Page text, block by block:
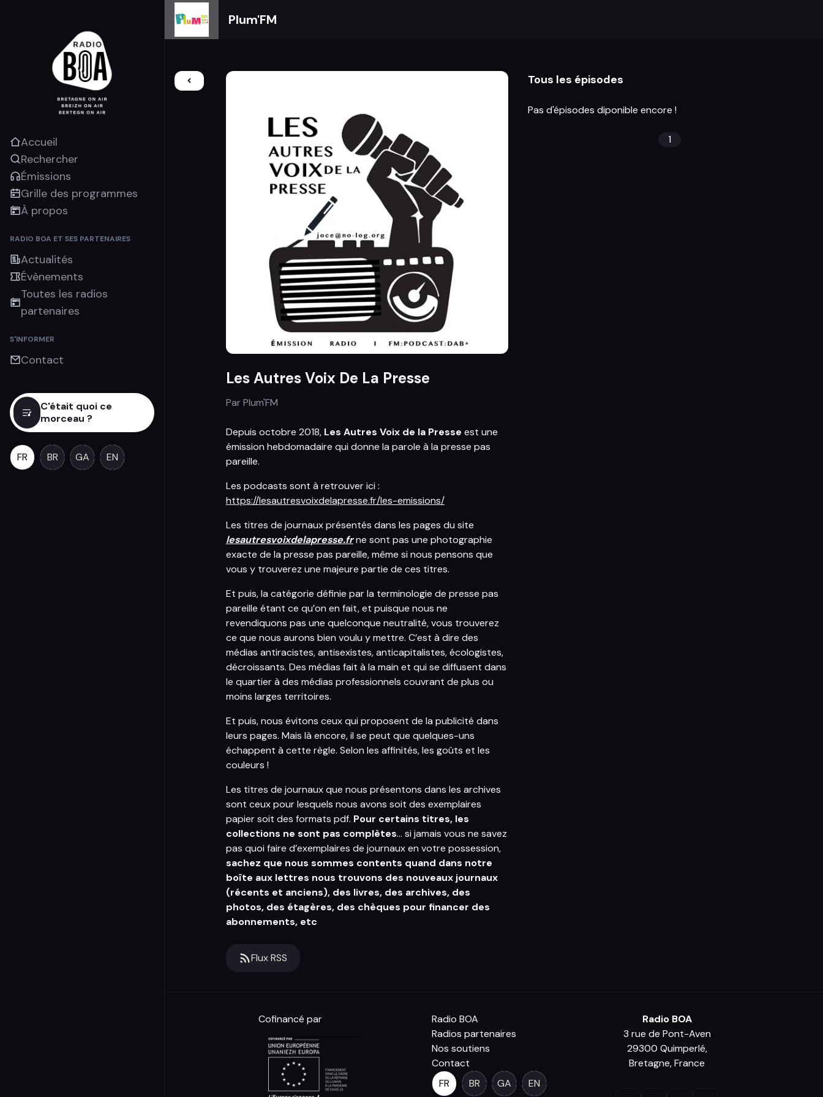
Accueil
Rechercher
Émissions
Grille des programmes
À propos
RADIO BOA ET SES PARTENAIRES
Actualités
Évènements
Toutes les radios
partenaires
S'INFORMER
Contact
C'était quoi ce
morceau ?
FR BR GA EN
Plum'FM
Les Autres Voix De La Presse
ParPlum'FM
Depuis octobre 2018, Les Autres Voix de la Presse est une
émission hebdomadaire qui donne la parole à la presse pas
pareille.
Les podcasts sont à retrouver ici :
https://lesautresvoixdelapresse.fr/les-emissions/
Les titres de journaux présentés dans les pages du site
lesautresvoixdelapresse.frne sont pas une photographie
exacte de la presse pas pareille, même si nous pensons que
vous y trouverez une majeure partie de ces titres.
Et puis, la catégorie définie par la terminologie de presse pas
pareille étant ce qu’on en fait, et puisque nous ne
revendiquons pas une quelconque neutralité, vous trouverez
ce que nous aurons bien voulu y mettre. C’est à dire des
médias antiracistes, antisexistes, anticapitalistes, écologistes,
décroissants. Des médias fait à la main et qui se diffusent dans
le quartier à des médias professionnels couvrant de plus ou
moins larges territoires.
Et puis, nous évitons ceux qui proposent de la publicité dans
leurs pages. Mais là encore, il se peut que quelques-uns
échappent à cette règle. Selon les affinités, les goûts et les
couleurs !
Les titres de journaux que nous présentons dans les archives
sont ceux pour lesquels nous avons soit des exemplaires
papier soit des formats pdf. Pour certains titres, les
collections ne sont pas complètes… si jamais vous ne savez
pas quoi faire d’exemplaires de journaux en votre possession,
sachez que nous sommes contents quand dans notre
boîte aux lettres nous trouvons des nouveaux journaux
(récents et anciens), des livres, des archives, des
photos, des étagères, des chèques pour financer des
abonnements, etc
Flux RSS
Tous les épisodes
Pas d'épisodes diponible encore !
1
Cofinancé par
Radio BOA
Radios partenaires
Nos soutiens
Contact
FR
BR GA EN
Radio BOA
3 rue de Pont-Aven
29300 Quimperlé,
Bretagne, France